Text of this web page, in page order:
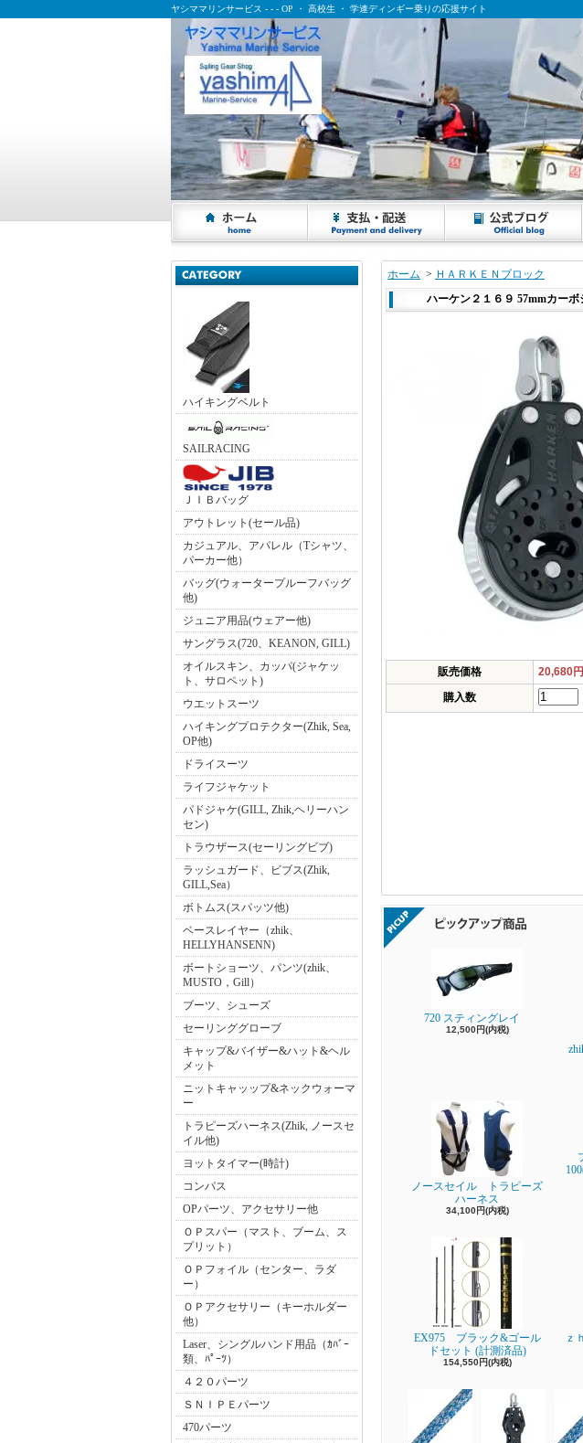
ヤシママリンサービス - - - OP ・ 高校生 ・ 学連ディンギー乗りの応援サイト
ハイキングベルト
SAILRACING
ＪＩＢバッグ
アウトレット(セール品)
カジュアル、アパレル（Tシャツ、
パーカー他）
バッグ(ウォータープルーフバッグ
他)
ジュニア用品(ウェアー他)
サングラス(720、KEANON, GILL)
オイルスキン、カッパ(ジャケッ
ト、サロペット)
ウエットスーツ
ハイキングプロテクター(Zhik, Sea,
OP他)
ドライスーツ
ライフジャケット
パドジャケ(GILL, Zhik,ヘリーハン
セン)
トラウザース(セーリングビブ)
ラッシュガード、ビブス(Zhik,
GILL,Sea）
ボトムス(スパッツ他)
ベースレイヤー（zhik、
HELLYHANSENN)
ボートショーツ、パンツ(zhik、
MUSTO，Gill）
ブーツ、シューズ
セーリンググローブ
キャップ&バイザー&ハット&ヘル
メット
ニットキャッップ&ネックウォーマ
ー
トラピーズハーネス(Zhik, ノースセ
イル他)
ヨットタイマー(時計)
コンパス
OPパーツ、アクセサリー他
ＯＰスパー（マスト、ブーム、ス
プリット）
ＯＰフォイル（センター、ラダ
ー）
ＯＰアクセサリー（キーホルダー
他）
Laser、シングルハンド用品（ｶﾊﾞｰ
類、ﾊﾟｰﾂ）
４２０パーツ
ＳＮＩＰＥパーツ
470パーツ
ホーム > ＨＡＲＫＥＮブロック
ハーケン２１６９ 57mmカー
販売価格
20,680
購入数
720 スティングレイ
12,500円(内税)
ノースセイル トラピーズ
ハーネス
34,100円(内税)
EX975 ブラック&ゴール
ドセット (計測済品)
154,550円(内税)
ｚ